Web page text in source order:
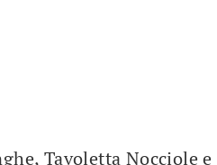
Tavoletta Nocciole